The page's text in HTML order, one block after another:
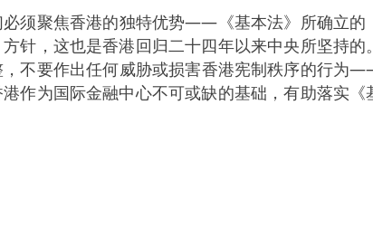
须聚焦香港的独特优势——《基本法》所确立的
针，这也是香港回归二十四年以来中央所坚持的
不要作出任何威胁或损害香港宪制秩序的行为
作为国际金融中心不可或缺的基础，有助落实